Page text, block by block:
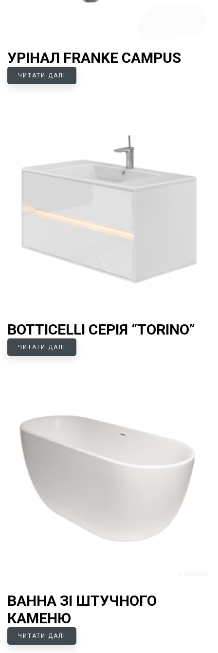
УРІНАЛ FRANKE CAMPUS
ЧИТАТИ ДАЛІ
BOTTICELLI СЕРІЯ “TORINO”
ЧИТАТИ ДАЛІ
ВАННА ЗІ ШТУЧНОГО
КАМЕНЮ
ЧИТАТИ ДАЛІ